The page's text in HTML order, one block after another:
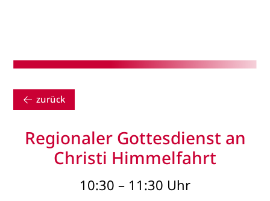
zurück
Regionaler Gottesdienst an
Christi Himmelfahrt
10:30 – 11:30 Uhr